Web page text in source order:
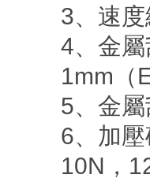
3、速
4、金
1mm（
5、金
6、加
10N，